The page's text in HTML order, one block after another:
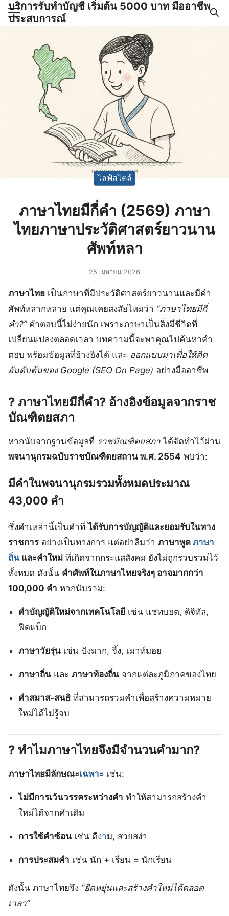
Skipบริการรับทำบัญชี เริ่มต้น 5000 บาท มืออาชีพ
ประสบการณ์
ญชีและภาษีครบวงจร |
ไลฟ์สไตล์
ภาษาไทยมีกี่คำ (2569) ภาษา
ไทยภาษาประวัติศาสตร์ยาวนาน
ศัพท์หลา
25 เมษายน 2026
ภาษาไทย เป็นภาษาที่มีประวัติศาสตร์ยาวนานและมีค
ศัพท์หลากหลาย แต่คุณเคยสงสัยไหมว่า “ภาษาไทยมีกี่
คำ?”คำตอบนี้ไม่ง่ายนัก เพราะภาษาเป็นสิ่งมีชีวิตที่
เปลี่ยนแปลงตลอดเวลา บทความนี้จะพาคุณไปค้นหาคำ
ตอบ พร้อมข้อมูลที่อ้างอิงได้ และ ออกแบบมาเพื่อให้ติด
อันดับต้นของ Google (SEO On Page) อย่างมืออาชีพ
? ภาษาไทยมีกี่คำ? อ้างอิงข้อมูลจากราช
บัณฑิตยสภา
หากนับจากฐานข้อมูลที่ ราชบัณฑิตยสภา ได้จัดทำไว้ผ่าน
พจนานุกรมฉบับราชบัณฑิตยสถาน พ.ศ. 2554 พบว่า:
มีคำในพจนานุกรมรวมทั้งหมดประมาณ
43,000 คำ
ซึ่งคำเหล่านี้เป็นคำที่ได้รับการบัญญัติและยอมรับในทาง
ราชการอย่างเป็นทางการ แต่อย่าลืมว่า ภาษาพูด ภาษา
ถิ่น และคำใหม่ ที่เกิดจากกระแสสังคม ยังไม่ถูกรวบรวมไว้
ทั้งหมด ดังนั้น คำศัพท์ในภาษาไทยจริงๆ อาจมากกว่า
100,000 คำ หากนับรวม:
คำบัญญัติใหม่จากเทคโนโลยี เช่น แชทบอต, ดิจิทัล,
ฟีดแบ็ก
ภาษาวัยรุ่น เช่น ปังมาก, จึ้ง, เมาท์มอย
ภาษาถิ่น และภาษาท้องถิ่น จากแต่ละภูมิภาคของไทย
คำสมาส-สนธิ ที่สามารถรวมคำเพื่อสร้างความหมาย
ใหม่ได้ไม่รู้จบ
? ทำไมภาษาไทยจึงมีจำนวนคำมาก?
ภาษาไทยมีลักษณะเฉพาะ เช่น:
ไม่มีการเว้นวรรคระหว่างคำ ทำให้สามารถสร้างคำ
ใหม่ได้จากคำเดิม
การใช้คำซ้อน เช่น ดีงาม, สวยสง่า
การประสมคำ เช่น นัก + เรียน = นักเรียน
ดังนั้น ภาษาไทยจึง “ยืดหยุ่นและสร้างคำใหม่ได้ตลอด
เวลา”